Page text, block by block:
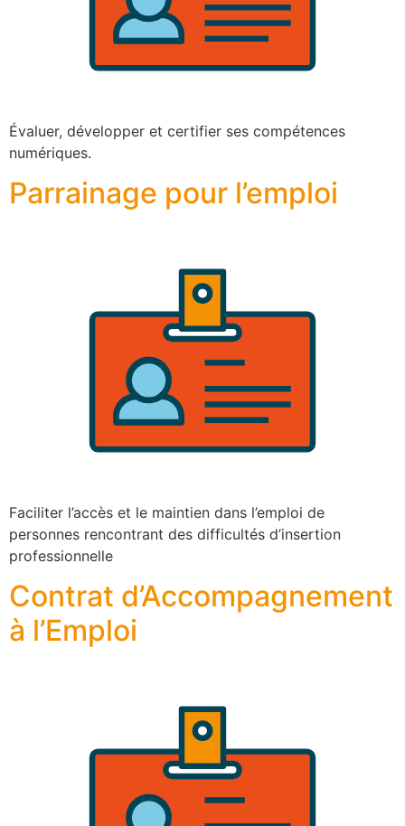
Évaluer, développer et certifier ses compétences
numériques.
Parrainage pour l’emploi
Faciliter l’accès et le maintien dans l’emploi de
personnes rencontrant des difficultés d’insertion
professionnelle
Contrat d’Accompagnement
à l’Emploi